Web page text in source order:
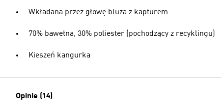
Wkładana przez głowę bluza z kapturem
70% bawełna, 30% poliester (pochodzący z recyklingu)
Kieszeń kangurka
Opinie (14)